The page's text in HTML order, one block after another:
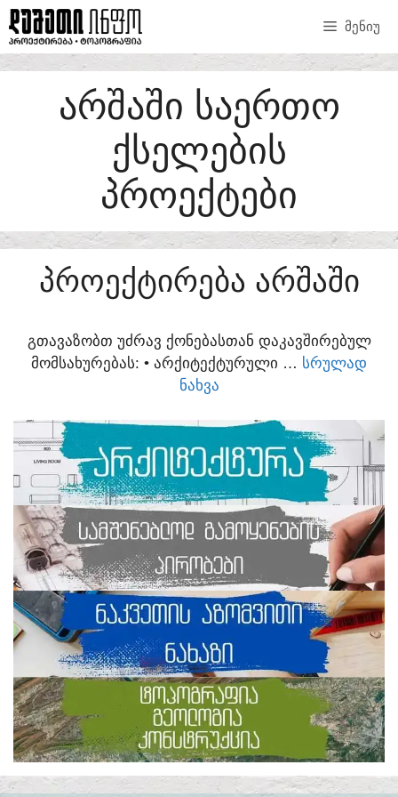
SKIP
TO
CONTENT
ᲛᲔᲜᲘᲣ
ᲐᲠᲨᲐᲨᲘ ᲡᲐᲔᲠᲗᲝ
ᲥᲡᲔᲚᲔᲑᲘᲡ
ᲞᲠᲝᲔᲥᲢᲔᲑᲘ
ᲞᲠᲝᲔᲥᲢᲘᲠᲔᲑᲐ ᲐᲠᲨᲐᲨᲘ
ᲒᲗᲐᲕᲐᲖᲝᲑᲗ ᲣᲫᲠᲐᲕ ᲥᲝᲜᲔᲑᲐᲡᲗᲐᲜ ᲓᲐᲙᲐᲕᲨᲘᲠᲔᲑᲣᲚ
ᲛᲝᲛᲡᲐᲮᲣᲠᲔᲑᲐᲡ:​ • ᲐᲠᲥᲘᲢᲔᲥᲢᲣᲠᲣᲚᲘ … ᲡᲠᲣᲚᲐᲓ
ᲜᲐᲮᲕᲐ